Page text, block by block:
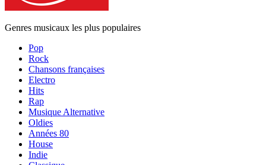
Genres musicaux les plus populaires
Pop
Rock
Chansons françaises
Electro
Hits
Rap
Musique Alternative
Oldies
Années 80
House
Indie